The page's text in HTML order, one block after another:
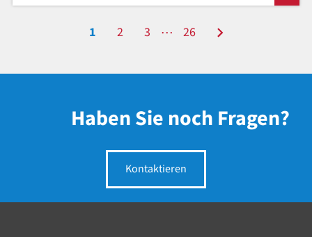
1 2 3 … 26
Haben Sie noch Fragen?
Kontaktieren